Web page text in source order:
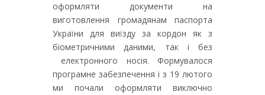
оформляти документи на
виготовлення громадянам паспорта
України для виїзду за кордон як з
біометричними даними, так і без
електронного носія. Формувалося
програмне забезпечення і з 19 лютого
ми почали оформляти виключно